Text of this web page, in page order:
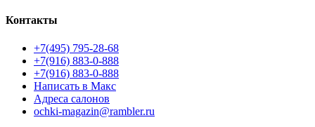
Контакты
+7(495) 795-28-68
+7(916) 883-0-888
+7(916) 883-0-888
Написать в Макс
Адреса салонов
ochki-magazin@rambler.ru